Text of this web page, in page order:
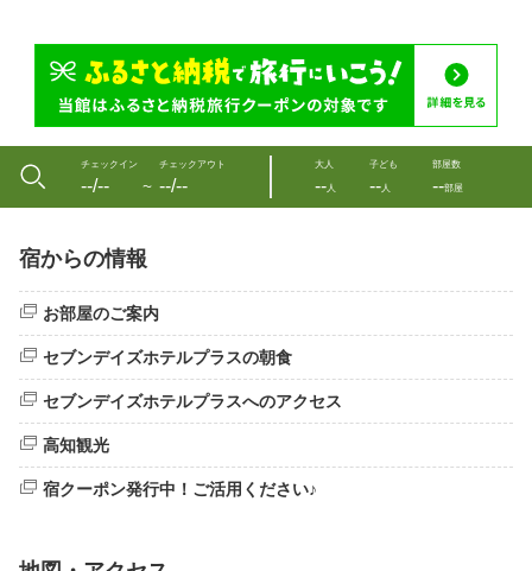
チェックイン
--/-- 〜
チェックアウト
--/--
大人
--人
子ども
--人
部屋数
--部屋
宿からの情報
お部屋のご案内
セブンデイズホテルプラスの朝食
セブンデイズホテルプラスへのアクセス
高知観光
宿クーポン発行中！ご活用ください♪